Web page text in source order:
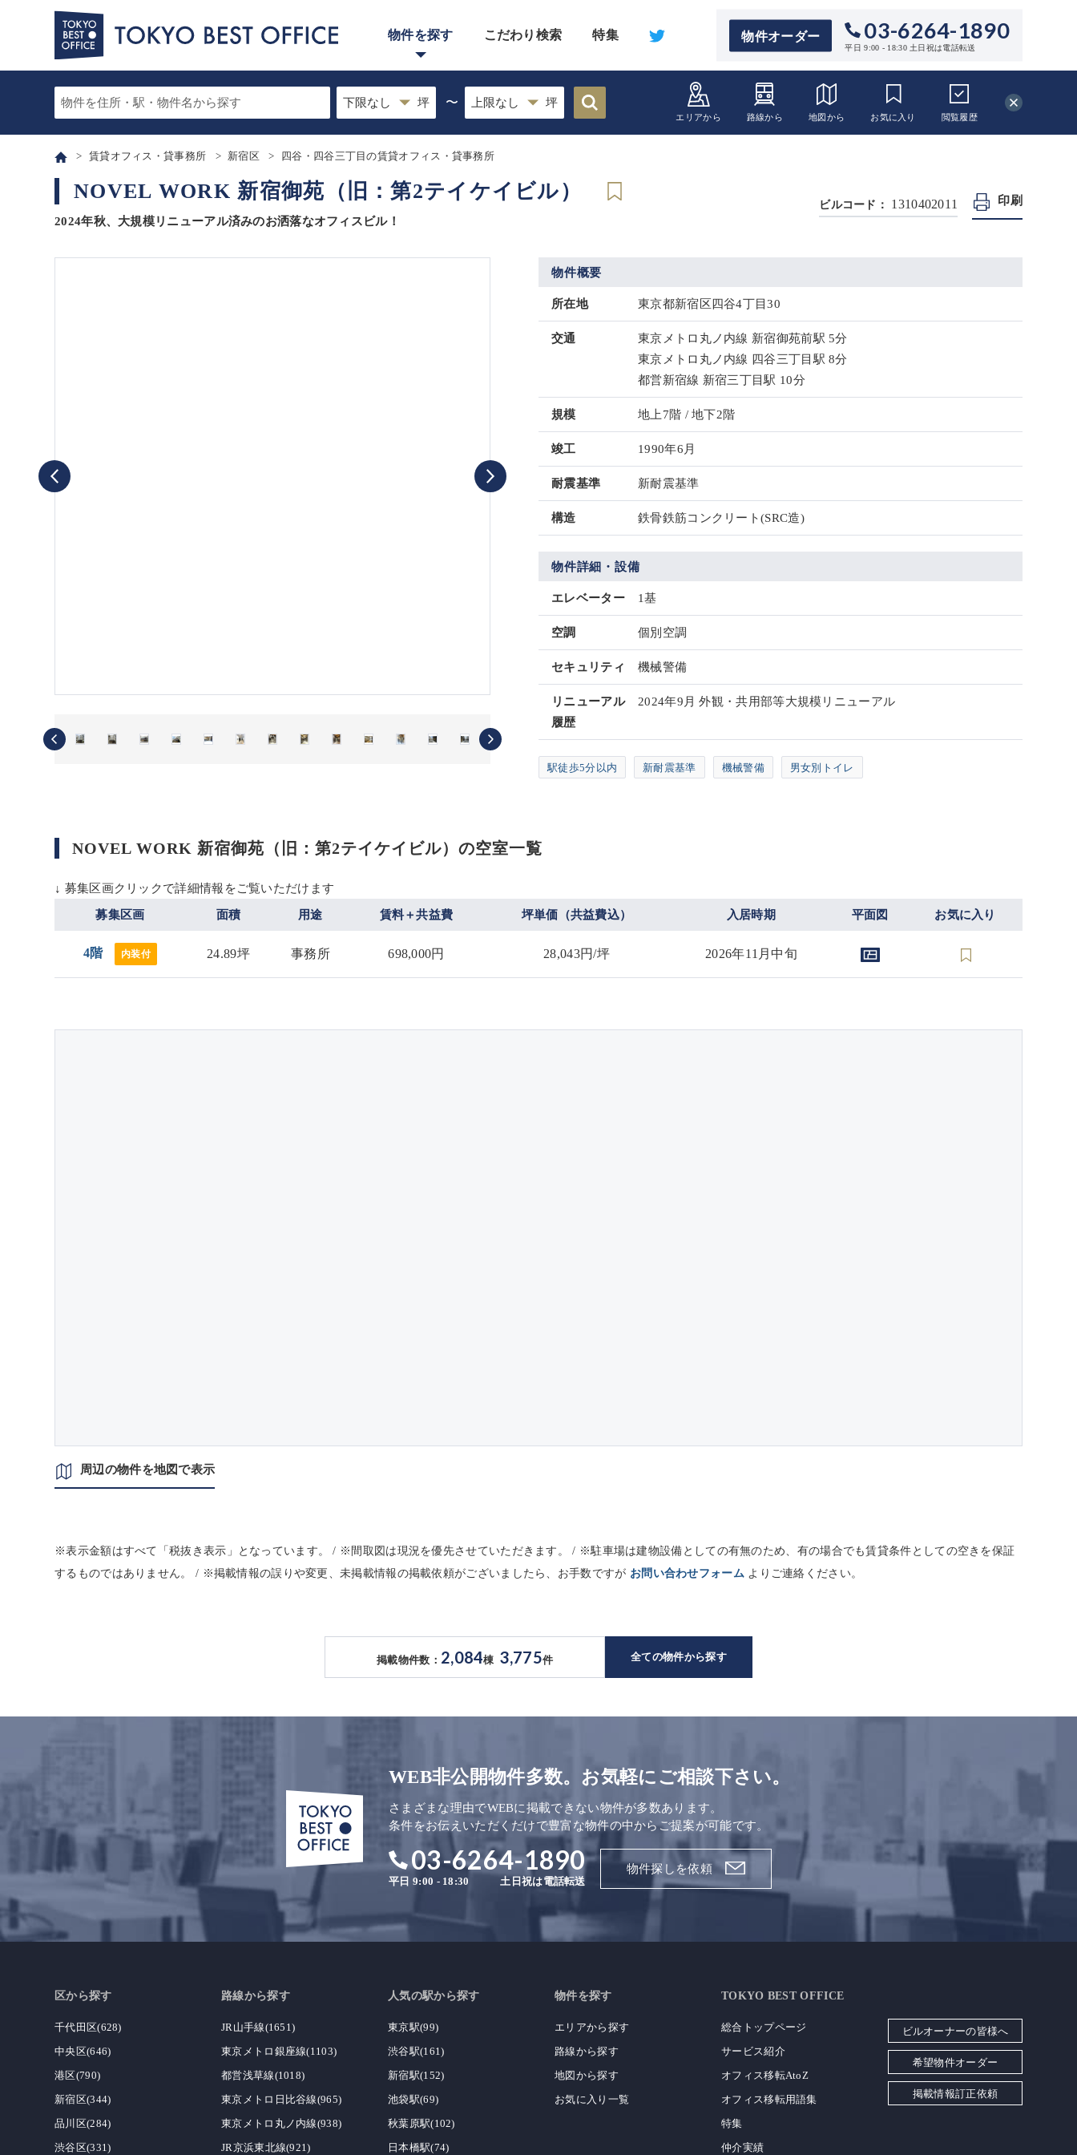
物件オーダー 03-6264-1890
平日 9:00 - 18:30 土日祝は電話転送
物件を探す こだわり検索 特集
エリアから 路線から 地図から お気に入り 閲覧履歴
〜
賃貸オフィス・貸事務所 新宿区 四谷・四谷三丁目の賃貸オフィス・貸事務所
NOVEL WORK 新宿御苑（旧：第2テイケイビル）
2024年秋、大規模リニューアル済みのお洒落なオフィスビル！
ビルコード： 1310402011 印刷
物件概要
所在地 東京都新宿区四谷4丁目30
交通
東京メトロ丸ノ内線 新宿御苑前駅 5分
東京メトロ丸ノ内線 四谷三丁目駅 8分
都営新宿線 新宿三丁目駅 10分
規模 地上7階 / 地下2階
竣工 1990年6月
耐震基準 新耐震基準
構造 鉄骨鉄筋コンクリート(SRC造)
物件詳細・設備
エレベーター 1基
空調 個別空調
セキュリティ 機械警備
リニューアル
履歴
2024年9月 外観・共用部等大規模リニューアル
駅徒歩5分以内 新耐震基準 機械警備 男女別トイレ
NOVEL WORK 新宿御苑（旧：第2テイケイビル）の空室一覧
↓ 募集区画クリックで詳細情報をご覧いただけます
募集区画 面積 用途 賃料＋共益費 坪単価（共益費込） 入居時期 平面図 お気に入り
4階 内装付 24.89坪 事務所 698,000円 28,043円/坪 2026年11月中旬
周辺の物件を地図で表示
※表示金額はすべて「税抜き表示」となっています。 / ※間取図は現況を優先させていただきます。 / ※駐車場は建物設備としての有無のため、有の場合でも賃貸条件としての空きを保証
するものではありません。 / ※掲載情報の誤りや変更、未掲載情報の掲載依頼がございましたら、お手数ですが お問い合わせフォーム よりご連絡ください。
掲載物件数： 2,084棟 3,775件 全ての物件から探す
WEB非公開物件多数。お気軽にご相談下さい。
さまざまな理由でWEBに掲載できない物件が多数あります。
条件をお伝えいただくだけで豊富な物件の中からご提案が可能です。
03-6264-1890
平日 9:00 - 18:30 土日祝は電話転送
物件探しを依頼
区から探す
千代田区(628)
中央区(646)
港区(790)
新宿区(344)
品川区(284)
渋谷区(331)
路線から探す
JR山手線(1651)
東京メトロ銀座線(1103)
都営浅草線(1018)
東京メトロ日比谷線(965)
東京メトロ丸ノ内線(938)
JR京浜東北線(921)
人気の駅から探す
東京駅(99)
渋谷駅(161)
新宿駅(152)
池袋駅(69)
秋葉原駅(102)
日本橋駅(74)
物件を探す
エリアから探す
路線から探す
地図から探す
お気に入り一覧
TOKYO BEST OFFICE
総合トップページ
サービス紹介
オフィス移転AtoZ
オフィス移転用語集
特集
仲介実績
ビルオーナーの皆様へ
希望物件オーダー
掲載情報訂正依頼